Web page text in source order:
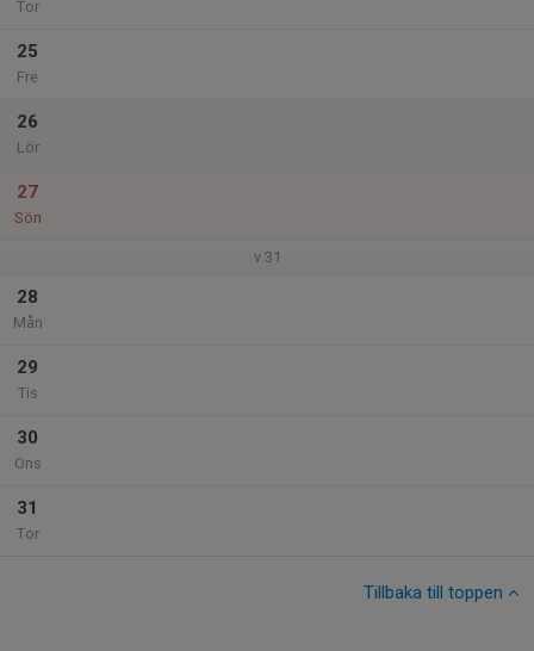
Tor
25
Fre
26
Lör
27
Sön
v.31
28
Mån
29
Tis
30
Ons
31
Tor
Tillbaka till toppen